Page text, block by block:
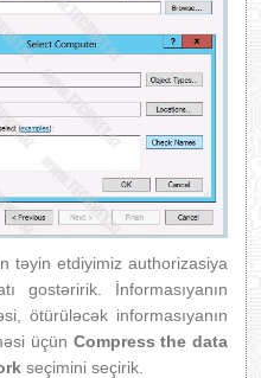
təyin etdiyimiz authorizasiya
gostəririk. İnformasıyanın
ötürüləcək informasıyanın
üçün Compress the data
seçimini seçirik.